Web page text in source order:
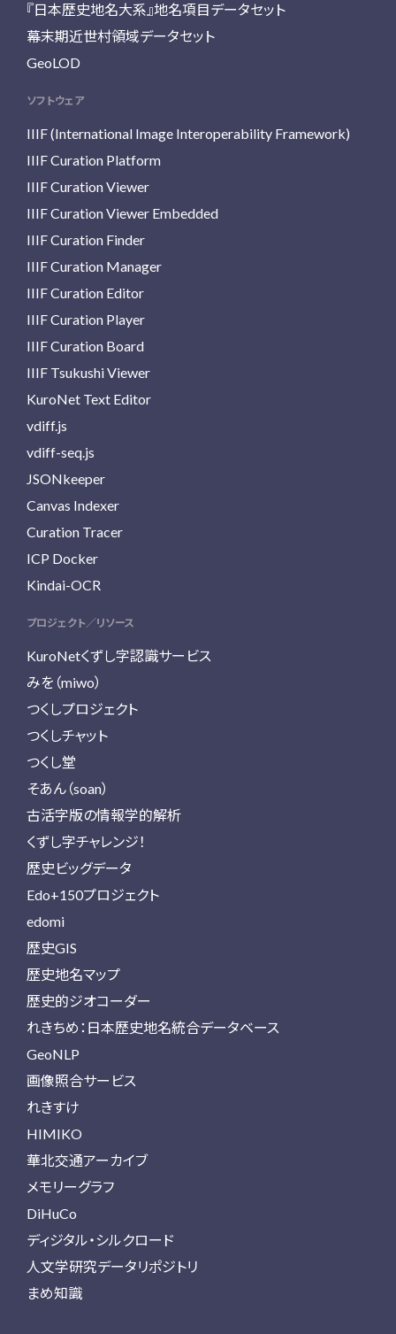
『日本歴史地名大系』地名項目データセット
幕末期近世村領域データセット
GeoLOD
ソフトウェア
IIIF (International Image Interoperability Framework)
IIIF Curation Platform
IIIF Curation Viewer
IIIF Curation Viewer Embedded
IIIF Curation Finder
IIIF Curation Manager
IIIF Curation Editor
IIIF Curation Player
IIIF Curation Board
IIIF Tsukushi Viewer
KuroNet Text Editor
vdiff.js
vdiff-seq.js
JSONkeeper
Canvas Indexer
Curation Tracer
ICP Docker
Kindai-OCR
プロジェクト／リソース
KuroNetくずし字認識サービス
みを（miwo）
つくしプロジェクト
つくしチャット
つくし堂
そあん（soan）
古活字版の情報学的解析
くずし字チャレンジ！
歴史ビッグデータ
Edo+150プロジェクト
edomi
歴史GIS
歴史地名マップ
歴史的ジオコーダー
れきちめ：日本歴史地名統合データベース
GeoNLP
画像照合サービス
れきすけ
HIMIKO
華北交通アーカイブ
メモリーグラフ
DiHuCo
ディジタル・シルクロード
人文学研究データリポジトリ
まめ知識